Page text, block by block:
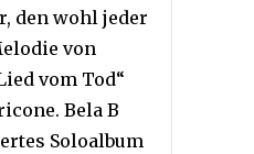
den wohl jeder
von
vom Tod“
Bela B
Soloalbum